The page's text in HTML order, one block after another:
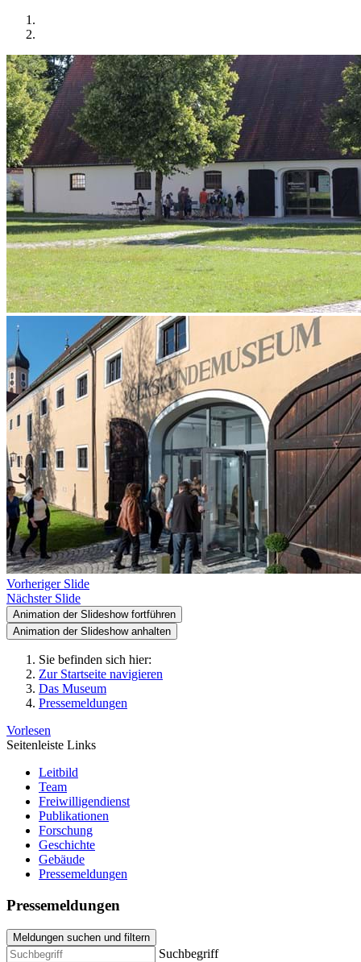
Vorheriger Slide
Nächster Slide
Animation der Slideshow fortführen
Animation der Slideshow anhalten
Sie befinden sich hier:
Zur Startseite navigieren
Das Museum
Pressemeldungen
Vorlesen
Seitenleiste Links
Leitbild
Team
Freiwilligendienst
Publikationen
Forschung
Geschichte
Gebäude
Pressemeldungen
Pressemeldungen
Meldungen suchen und filtern
Suchbegriff